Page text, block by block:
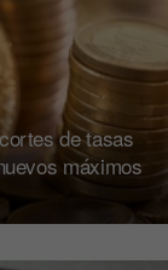
de tasas
máximos